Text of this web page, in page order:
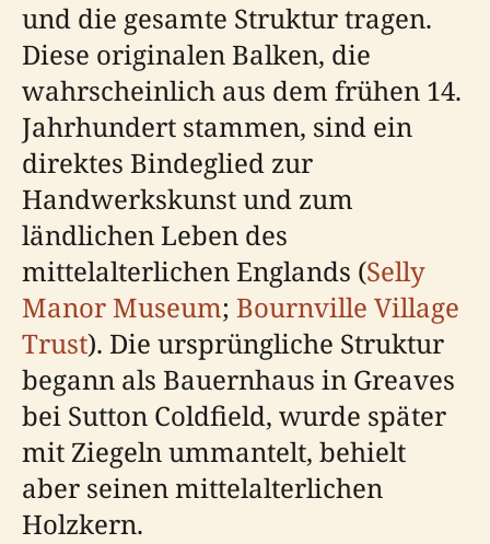
und die gesamte Struktur tragen.
Diese originalen Balken, die
wahrscheinlich aus dem frühen 14.
Jahrhundert stammen, sind ein
direktes Bindeglied zur
Handwerkskunst und zum
ländlichen Leben des
mittelalterlichen Englands (Selly
Manor Museum; Bournville Village
Trust). Die ursprüngliche Struktur
begann als Bauernhaus in Greaves
bei Sutton Coldfield, wurde später
mit Ziegeln ummantelt, behielt
aber seinen mittelalterlichen
Holzkern.